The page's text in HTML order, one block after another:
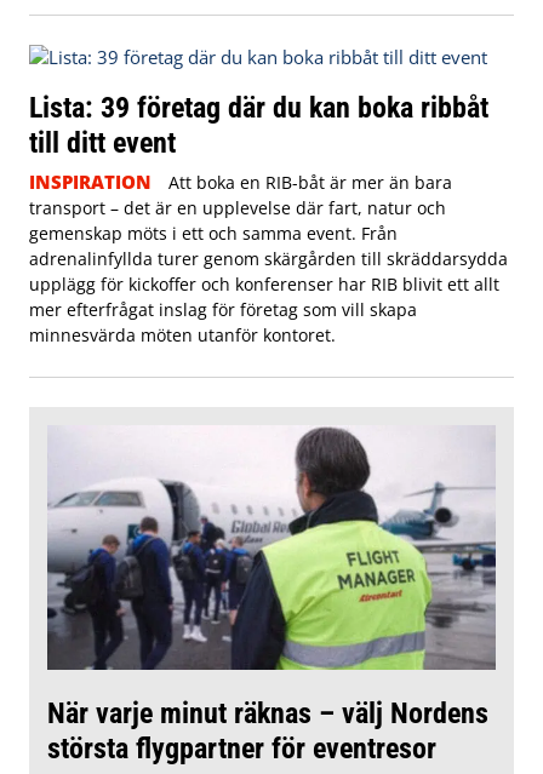
Lista: 39 företag där du kan boka ribbåt
till ditt event
INSPIRATION
Att boka en RIB-båt är mer än bara
transport – det är en upplevelse där fart, natur och
gemenskap möts i ett och samma event. Från
adrenalinfyllda turer genom skärgården till skräddarsydda
upplägg för kickoffer och konferenser har RIB blivit ett allt
mer efterfrågat inslag för företag som vill skapa
minnesvärda möten utanför kontoret.
När varje minut räknas – välj Nordens
största flygpartner för eventresor